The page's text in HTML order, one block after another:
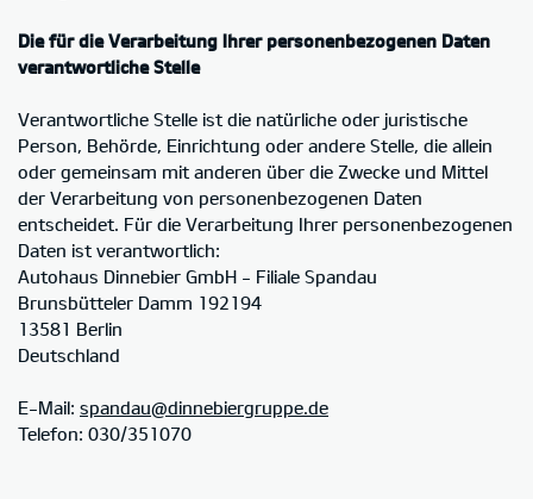
Die für die Verarbeitung Ihrer personenbezogenen Daten
verantwortliche Stelle
Verantwortliche Stelle ist die natürliche oder juristische
Person, Behörde, Einrichtung oder andere Stelle, die allein
oder gemeinsam mit anderen über die Zwecke und Mittel
der Verarbeitung von personenbezogenen Daten
entscheidet. Für die Verarbeitung Ihrer personenbezogenen
Daten ist verantwortlich:
Autohaus Dinnebier GmbH - Filiale Spandau
Brunsbütteler Damm 192194
13581 Berlin
Deutschland
E-Mail: spandau@dinnebiergruppe.de
Telefon: 030/351070